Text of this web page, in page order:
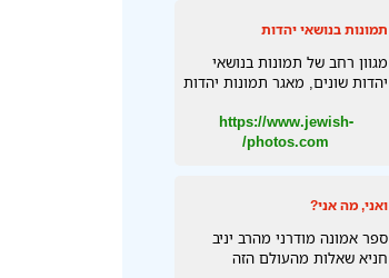
תמונות בנושאי יהדות
מגוון רחב של תמונות בנושאי
יהדות שונים, מאגר תמונות יהדות
https://www.jewish-
photos.com/
ואני, מה אני?
ספר אמונה מודרני מהרב יניב
חניא שאלות מהעולם הזה